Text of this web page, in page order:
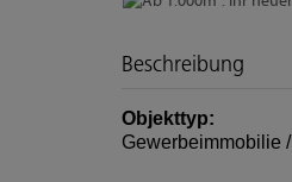
Beschreibung
Objekttyp:
Gewerbeimmobilie